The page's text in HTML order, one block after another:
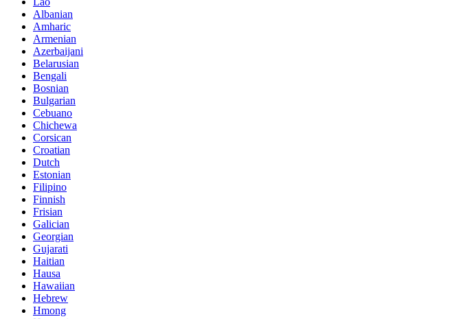
Albanian
Amharic
Armenian
Azerbaijani
Belarusian
Bengali
Bosnian
Bulgarian
Cebuano
Chichewa
Corsican
Croatian
Dutch
Estonian
Filipino
Finnish
Frisian
Galician
Georgian
Gujarati
Haitian
Hausa
Hawaiian
Hebrew
Hmong